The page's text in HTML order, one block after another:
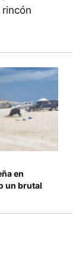
en
un brutal